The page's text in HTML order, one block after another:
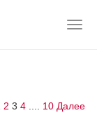
2 3 4 10 Далее